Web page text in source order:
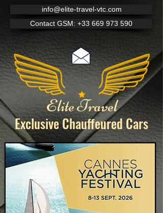
info@elite-travel-vtc.com
Contact GSM: +33 669 973 590
Elite Travel
Exclusive ChauffeuredCars